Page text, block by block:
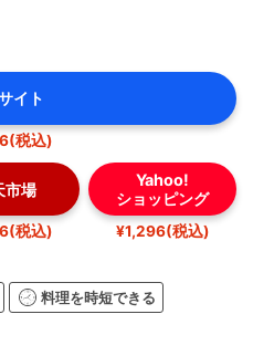
イト
税込)
市場
税込)
Yahoo!
ショッピング
¥1,296(税込)
料理を時短できる